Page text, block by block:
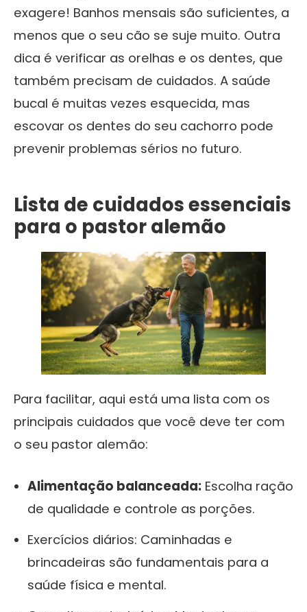
exagere! Banhos mensais são suficientes, a
menos que o seu cão se suje muito. Outra
dica é verificar as orelhas e os dentes, que
também precisam de cuidados. A saúde
bucal é muitas vezes esquecida, mas
escovar os dentes do seu cachorro pode
prevenir problemas sérios no futuro.
Lista de cuidados essenciais
para o pastor alemão
Para facilitar, aqui está uma lista com os
principais cuidados que você deve ter com
o seu pastor alemão:
Alimentação balanceada: Escolha ração
de qualidade e controle as porções.
Exercícios diários: Caminhadas e
brincadeiras são fundamentais para a
saúde física e mental.